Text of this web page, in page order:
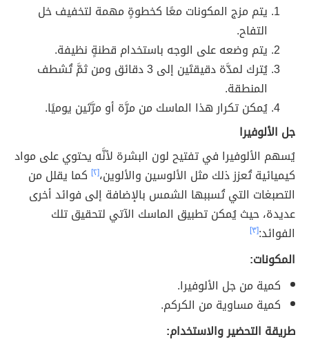
يتم مزج المكونات معًا كخطوةٍ مهمة لتخفيف خل
التفاح.
يتم وضعه على الوجه باستخدام قطنةٍ نظيفة.
يُترك لمدَّة دقيقتَين إلى 3 دقائق ومن ثمَّ تُشطف
المنطقة.
يُمكن تكرار هذا الماسك من مرَّة أو مرَّتَين يوميًا.
جل الألوفيرا
يُسهم الألوفيرا في تفتيح لون البشرة لأنَّه يحتوي على مواد
كيميائية تُعزز ذلك مثل الألوسين والألوين،[٢]
كما يقلل من
التصبغات التي تُسببها الشمس بالإضافة إلى فوائد أخرى
عديدة، حيث يُمكن تطبيق الماسك الآتي لتحقيق تلك
الفوائد:[٣]
المكونات:
كمية من جل الألوفيرا.
كمية مساوية من الكركم.
طريقة التحضير والاستخدام: